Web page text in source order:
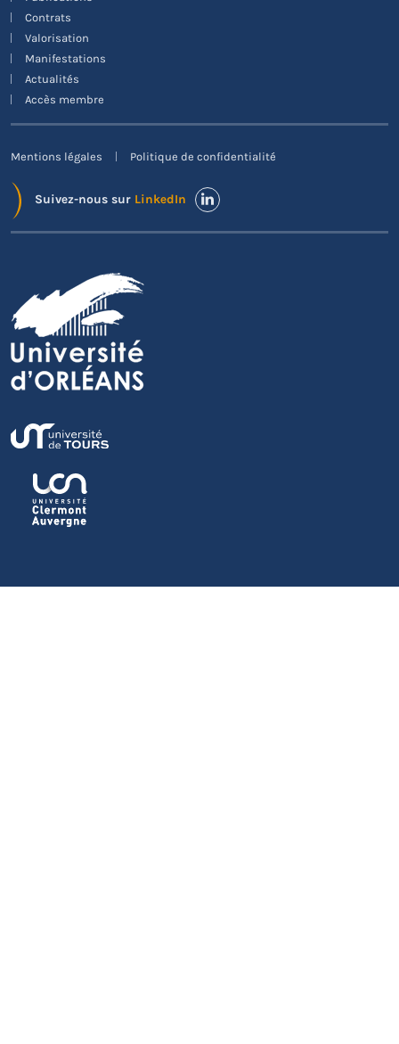
Contrats
Valorisation
Manifestations
Actualités
Accès membre
Mentions légales Politique de confidentialité
Suivez-nous sur LinkedIn